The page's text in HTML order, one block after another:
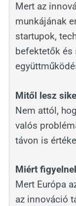
Mert az
munkájának
startupok,
befektetők és
Mitől lesz
Nem attól,
valós
távon is
Miért
Mert Európa
az innováció